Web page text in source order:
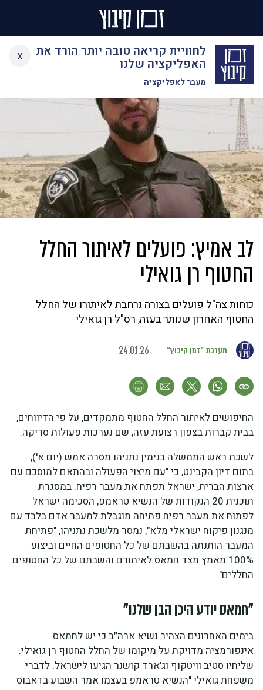
לחוויית קריאה טובה יותר הורד את
האפליקציה שלנו
מעבר לאפליקציה
x
Skip
content
לב אמיץ: פועלים לאיתור החלל
החטוף רן גואילי
כוחות צה"ל פועלים בצורה נרחבת לאיתורו של החלל
החטוף האחרון שנותר בעזה, רס"ל רן גואילי
מערכת "זמן קיבוץ" 24.01.26
החיפושים לאיתור החלל החטוף מתמקדים, על פי הדיווחים,
בבית קברות בצפון רצועת עזה, שם נערכות פעולות סריקה.
לשכת ראש הממשלה בנימין נתניהו מסרה אמש (יום א'),
בתום דיון הקבינט, כי "עם מיצוי הפעולה ובהתאם למוסכם עם
ארצות הברית, ישראל תפתח את מעבר רפיח. במסגרת
תוכנית 20 הנקודות של הנשיא טראמפ, הסכימה ישראל
לפתוח את מעבר רפיח פתיחה מוגבלת למעבר אדם בלבד עם
מנגנון פיקוח ישראלי מלא", נמסר מלשכת נתניהו, "פתיחת
המעבר הותנתה בהשבתם של כל החטופים החיים וביצוע
100% מאמץ מצד חמאס לאיתורם והשבתם של כל החטופים
החללים".
"חמאס יודע היכן הבן שלנו"
בימים האחרונים הצהיר נשיא ארה״ב כי יש לחמאס
אינפורמציה מדויקת על מיקומו של החלל החטוף רן גואילי.
שליחיו סטיב וויטקוף וג'ארד קושנר הגיעו לישראל. לדברי
משפחת גואילי "הנשיא טראמפ בעצמו אמר השבוע בדאבוס